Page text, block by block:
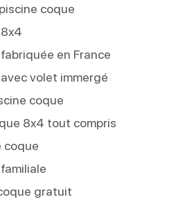
coque
en France
volet immergé
coque
8x4 tout compris
coque
gratuit